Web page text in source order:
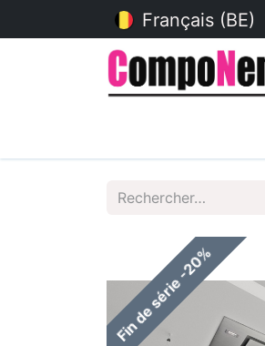
Français (BE)
Fin de série -20%